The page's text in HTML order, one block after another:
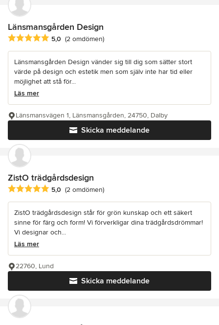
Länsmansgården Design
Genomsnittligt omdöme: 5 av 5 stjärnor
5,0 (2 omdömen)
Länsmansgården Design vänder sig till dig som sätter stort
värde på design och estetik men som själv inte har tid eller
möjlighet att stå för...
Läs mer
Skicka meddelande
Länsmansvägen 1, Länsmansgården, 24750, Dalby
ZistO trädgårdsdesign
Genomsnittligt omdöme: 5 av 5 stjärnor
5,0 (2 omdömen)
ZistO trädgårdsdesign står för grön kunskap och ett säkert
sinne för färg och form! Vi förverkligar dina trädgårdsdrömmar!
Vi designar och...
Läs mer
Skicka meddelande
22760, Lund